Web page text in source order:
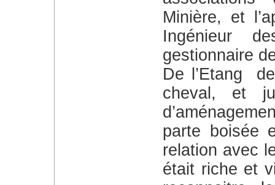
Minière, et
Ingénieur
gestionnaire
De l’Etang de la Minière à la Mare du fer à
cheval, et
parte boisée
relation avec
était riche et